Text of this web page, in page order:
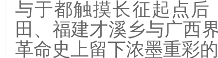
与于都触摸长征起点
田、福建才溪乡与广
革命史上留下浓墨重彩